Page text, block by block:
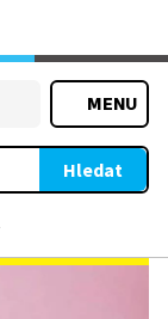
MENU
Hledat